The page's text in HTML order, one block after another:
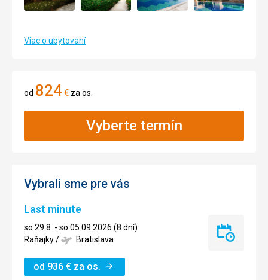
Viac o ubytovaní
od 824€ za os.
Vyberte termín
Vybrali sme pre vás
Last minute
so 29.8. - so 05.09.2026 (8 dní)
Raňajky/ Bratislava
od 936 € za os.
Last